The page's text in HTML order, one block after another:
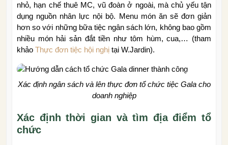
nhỏ, hạn chế thuê MC, vũ đoàn ở ngoài, mà chủ yếu tận
dụng nguồn nhân lực nội bộ. Menu món ăn sẽ đơn giản
hơn so với những bữa tiệc ngân sách lớn, không bao gồm
nhiều món hải sản đắt tiền như tôm hùm, cua,… (tham
khảo Thực đơn tiệc hội nghị tại W.Jardin).
Xác định ngân sách và lên thực đơn tổ chức tiệc Gala cho
doanh nghiệp
Xác định thời gian và tìm địa điểm tổ
chức